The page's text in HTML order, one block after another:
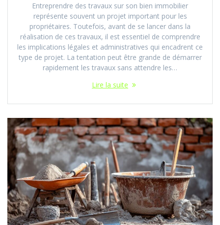
Entreprendre des travaux sur son bien immobilier
représente souvent un projet important pour les
propriétaires. Toutefois, avant de se lancer dans la
réalisation de ces travaux, il est essentiel de comprendre
les implications légales et administratives qui encadrent ce
type de projet. La tentation peut être grande de démarrer
rapidement les travaux sans attendre les…
Lire la suite